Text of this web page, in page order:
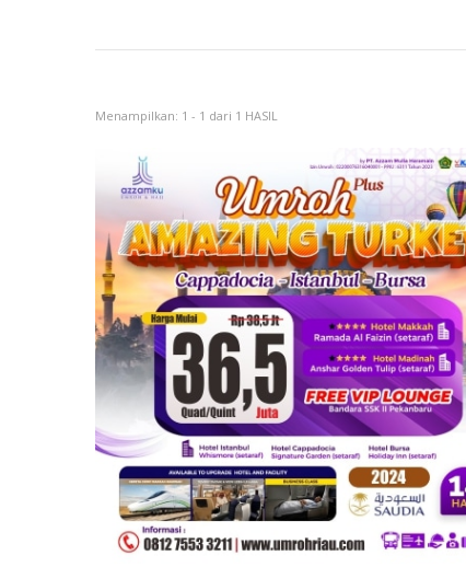
Menampilkan: 1 - 1 dari 1 HASIL